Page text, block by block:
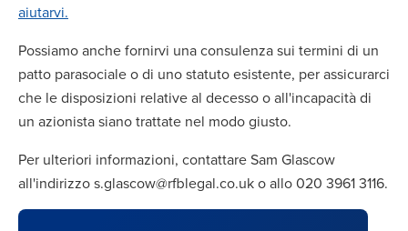
aiutarvi.
Possiamo anche fornirvi una consulenza sui termini di un
patto parasociale o di uno statuto esistente, per assicurarci
che le disposizioni relative al decesso o all'incapacità di
un azionista siano trattate nel modo giusto.
Per ulteriori informazioni, contattare Sam Glascow
all'indirizzo s.glascow@rfblegal.co.uk o allo 020 3961 3116.